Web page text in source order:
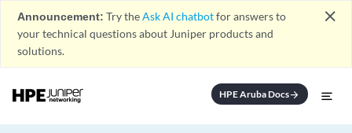
Announcement: Try theAsk AI chatbotfor answers to
your technical questions about Juniper products and
solutions.
close
HPE Aruba Docsarrow_forward